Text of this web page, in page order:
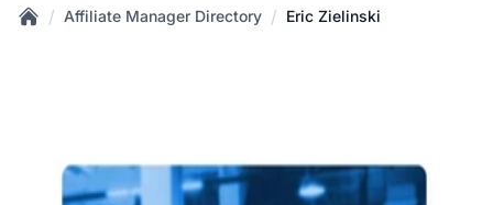
/ Affiliate Manager Directory / Eric Zielinski